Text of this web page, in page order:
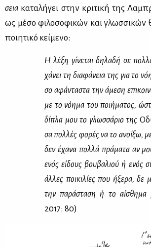
σεια κα­τα­λή­γει στην κρι­τι­κή της
ως μέ­σο φι­λο­σο­φι­κών και γλωσ­σι­κών
ποι­η­τι­κό κεί­με­νο:
Η λέ­ξη γί­νε­ται δη­λα­δή σε
χά­νει τη δια­φά­νεια της για το
σο αφά­ντα­στα την άμε­ση
με το νό­η­μα του ποι­ή­μα­τος,
δί­πλα μου το γλωσ­σά­ριο της
σα πολ­λές φο­ρές να το ανοί­ξω,
δεν έχα­να πολ­λά πρά­μα­τα αν
ενός εί­δους βου­βα­λιού ή ενός
άλ­λες ποι­κι­λί­ες που ήξε­ρα, δε
την πα­ρά­στα­ση ή το αί­σθη­μα
2017: 80)